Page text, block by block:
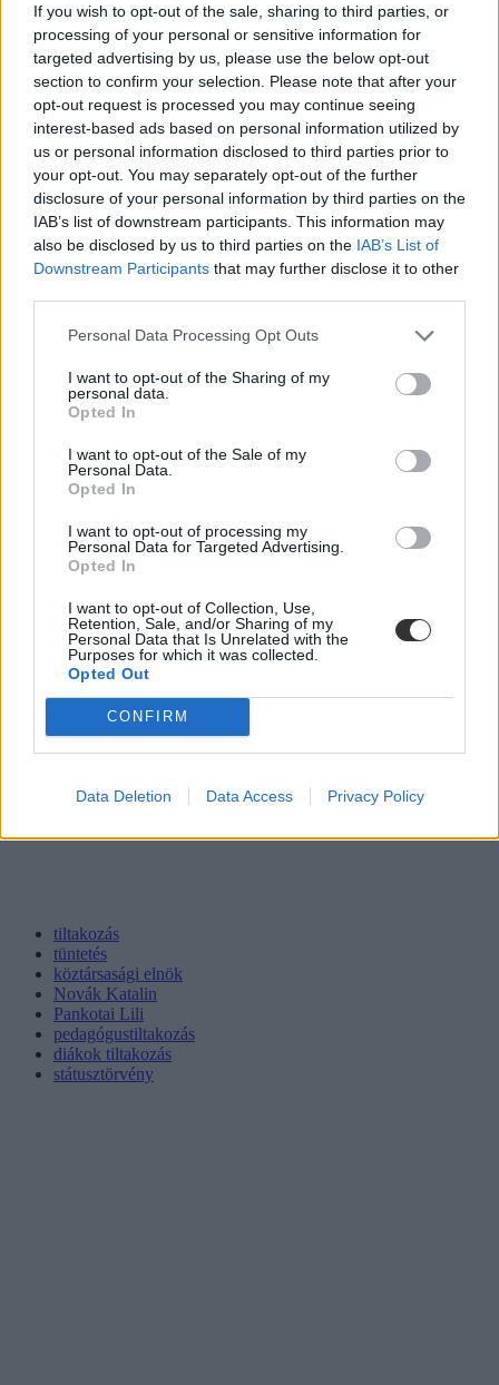
If you wish to opt-out of the sale, sharing to third parties, or
processing of your personal or sensitive information for
targeted advertising by us, please use the below opt-out
section to confirm your selection. Please note that after your
opt-out request is processed you may continue seeing
interest-based ads based on personal information utilized by
us or personal information disclosed to third parties prior to
your opt-out. You may separately opt-out of the further
disclosure of your personal information by third parties on the
IAB’s list of downstream participants. This information may
also be disclosed by us to third parties on the IAB’s List of
Downstream Participants that may further disclose it to other
Personal Data Processing Opt Outs
I want to opt-out of the Sharing of my
personal data.
Opted In
I want to opt-out of the Sale of my
Personal Data.
Opted In
I want to opt-out of processing my
Personal Data for Targeted Advertising.
Opted In
I want to opt-out of Collection, Use,
Retention, Sale, and/or Sharing of my
Personal Data that Is Unrelated with the
Purposes for which it was collected.
Opted Out
CONFIRM
Data Deletion Data Access Privacy Policy
A mintegy tízperces beszélgetés után az államfő visszament a
Sándor-palotába, ahová később a sorban álló tiltakozók is be tudtak
menni, ki is feszítettek egy molinót, amin Novák 2010-ben, mára
eltávolított „anyukablogjáról" idézik, amikor tizenhárom évvel
ezelőttarról írt, „hálás vagyok a sorsnak, hogy nem a kényszer
üldöz el itthonról, hogy nem kórházi ápolónőként vagy
pedagógusként élünk röhejes jövedelemből”. A mostani államfő
akkoriban költözött vissza Németországból Magyarországra, hogy a
Külügyminisztériumban dolgozzon.
A státusztörvény kapcsán egyébkéntzajlanak egyeztetések, ezeket
kormányzati részről elég optimistán látják, szakszervezeti oldalról
már kevésbé. Az elmúlt időben több ponton is visszakozott a
érdekvédők kifogásolják, hogy több, szerintük hátrányos módosítás
ezt követően is bennmaradt a tervezetben.
tiltakozás
tüntetés
köztársasági elnök
Novák Katalin
Pankotai Lili
pedagógustiltakozás
diákok tiltakozás
státusztörvény